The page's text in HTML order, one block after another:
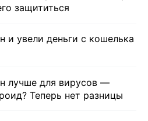
защититься
и увели деньги с кошелька
лучше для вирусов —
Теперь нет разницы